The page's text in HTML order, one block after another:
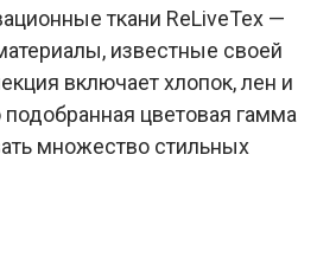
ткани ReLiveTex —
известные своей
включает хлопок, лен и
цветовая гамма
множество стильных